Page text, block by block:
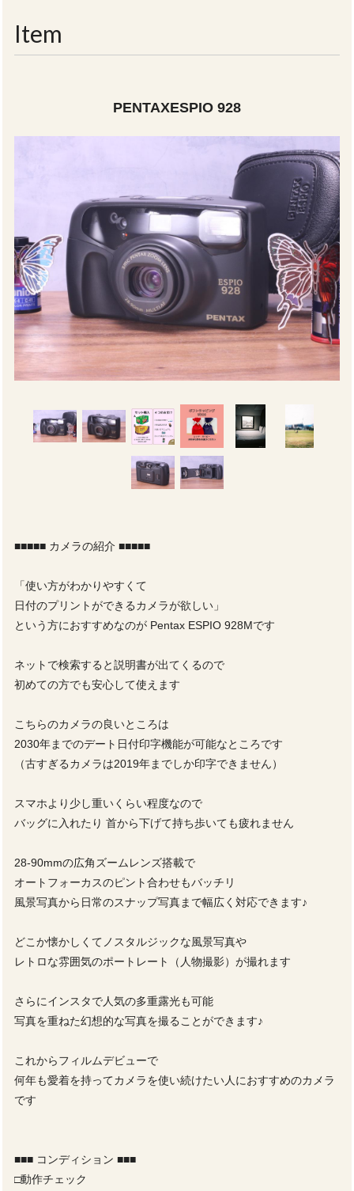
Item
PENTAXESPIO 928
■■■■■ カメラの紹介 ■■■■■
「使い方がわかりやすくて
日付のプリントができるカメラが欲しい」
という方におすすめなのが Pentax ESPIO 928Mです
ネットで検索すると説明書が出てくるので
初めての方でも安心して使えます
こちらのカメラの良いところは
2030年までのデート日付印字機能が可能なところです
（古すぎるカメラは2019年までしか印字できません）
スマホより少し重いくらい程度なので
バッグに入れたり 首から下げて持ち歩いても疲れません
28-90mmの広角ズームレンズ搭載で
オートフォーカスのピント合わせもバッチリ
風景写真から日常のスナップ写真まで幅広く対応できます♪
どこか懐かしくてノスタルジックな風景写真や
レトロな雰囲気のポートレート（人物撮影）が撮れます
さらにインスタで人気の多重露光も可能
写真を重ねた幻想的な写真を撮ることができます♪
これからフィルムデビューで
何年も愛着を持ってカメラを使い続けたい人におすすめのカメラ
です
■■■ コンディション ■■■
□動作チェック